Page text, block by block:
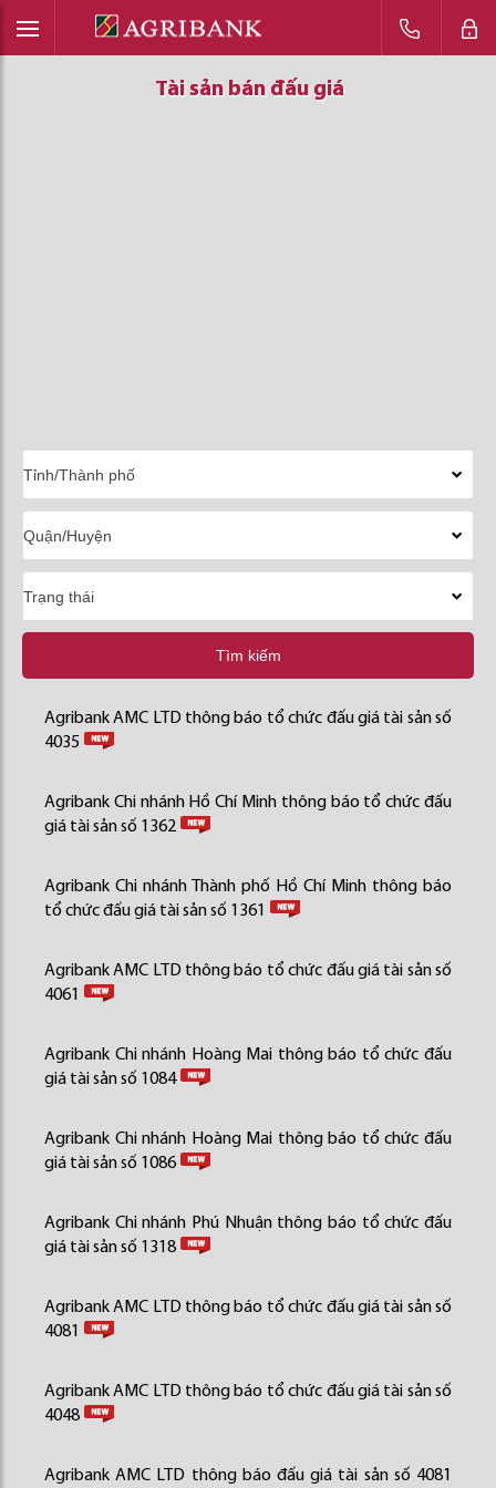
Tài sản bán đấu giá
Tài sản bán đấu giá
Tài sản bán đấu giá
Tìm kiếm
Agribank AMC LTD thông báo tổ chức đấu giá tài sản số
4035
Agribank Chi nhánh Hồ Chí Minh thông báo tổ chức đấu
giá tài sản số 1362
Agribank Chi nhánh Thành phố Hồ Chí Minh thông báo
tổ chức đấu giá tài sản số 1361
Agribank AMC LTD thông báo tổ chức đấu giá tài sản số
4061
Agribank Chi nhánh Hoàng Mai thông báo tổ chức đấu
giá tài sản số 1084
Agribank Chi nhánh Hoàng Mai thông báo tổ chức đấu
giá tài sản số 1086
Agribank Chi nhánh Phú Nhuận thông báo tổ chức đấu
giá tài sản số 1318
Agribank AMC LTD thông báo tổ chức đấu giá tài sản số
4081
Agribank AMC LTD thông báo tổ chức đấu giá tài sản số
4048
Agribank AMC LTD thông báo đấu giá tài sản số 4081